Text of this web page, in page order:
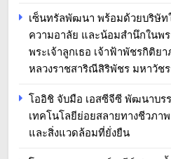
เซ็นทรัลพัฒนา พร้อมด้วยบริษัท
ความอาลัย และน้อมสำนึกในพ
พระเจ้าลูกเธอ เจ้าฟ้าพัชรกิติย
หลวงราชสาริณีสิริพัชร มหาวัช
โออิชิ จับมือ เอสซีจีซี พัฒนาบ
เทคโนโลยีย่อยสลายทางชีวภาพ
และสิ่งแวดล้อมที่ยั่งยืน